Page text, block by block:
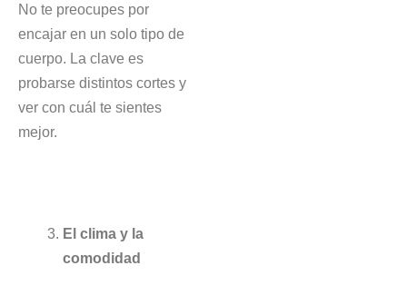
No te preocupes por
encajar en un solo tipo de
cuerpo. La clave es
probarse distintos cortes y
ver con cuál te sientes
mejor.
El clima y la
comodidad